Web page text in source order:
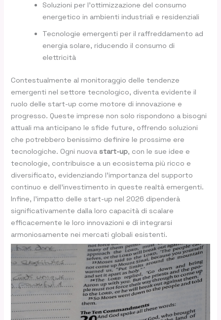
Soluzioni per l’ottimizzazione del consumo
energetico in ambienti industriali e residenziali
Tecnologie emergenti per il raffreddamento ad
energia solare, riducendo il consumo di
elettricità
Contestualmente al monitoraggio delle tendenze
emergenti nel settore tecnologico, diventa evidente il
ruolo delle start-up come motore di innovazione e
progresso. Queste imprese non solo rispondono a bisogni
attuali ma anticipano le sfide future, offrendo soluzioni
che potrebbero benissimo definire le prossime ere
tecnologiche. Ogni nuovastart-up, con le sue idee e
tecnologie, contribuisce a un ecosistema più ricco e
diversificato, evidenziando l’importanza del supporto
continuo e dell’investimento in queste realtà emergenti.
Infine, l’impatto delle start-up nel 2026 dipenderà
significativamente dalla loro capacità di scalare
efficacemente le loro innovazioni e di integrarsi
armoniosamente nei mercati globali esistenti.